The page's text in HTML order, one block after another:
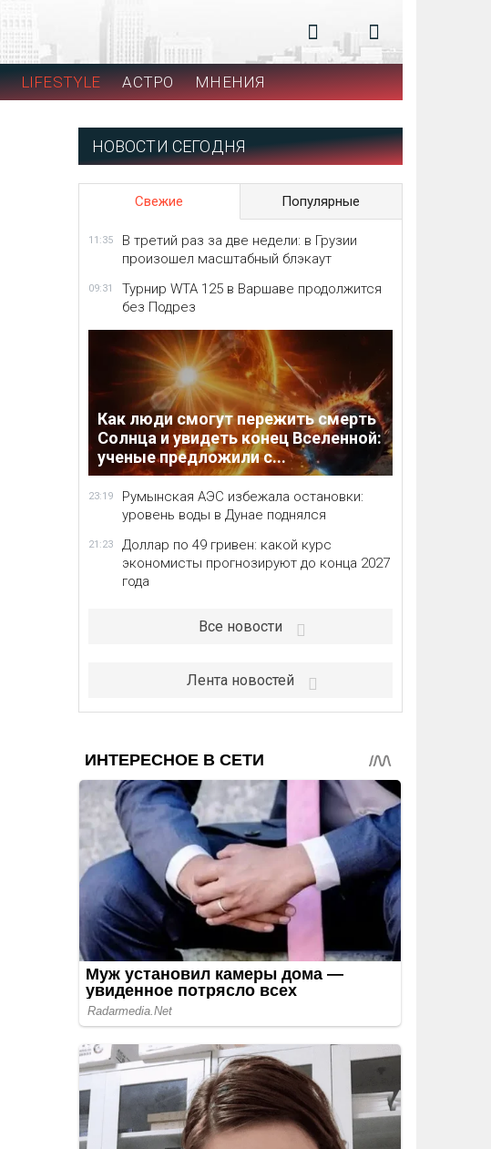
LIFESTYLE АСТРО МНЕНИЯ
НОВОСТИ СЕГОДНЯ
Свежие Популярные
11:35
В третий раз за две недели: в Грузии
произошел масштабный блэкаут
09:31
Турнир WTA 125 в Варшаве продолжится
без Подрез
Как люди смогут пережить смерть
Солнца и увидеть конец Вселенной:
ученые предложили с...
23:19
Румынская АЭС избежала остановки:
уровень воды в Дунае поднялся
21:23
Доллар по 49 гривен: какой курс
экономисты прогнозируют до конца 2027
года
Все новости
Лента новостей